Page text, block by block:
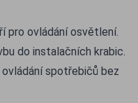
pro ovládání osvětlení.
do instalačních krabic.
spotřebičů bez